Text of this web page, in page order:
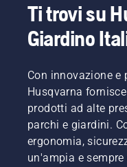
Ti trovi su
Giardino
Con innovazione e
Husqvarna
prodotti ad alte
parchi e giardini.
ergonomia,
un'ampia e